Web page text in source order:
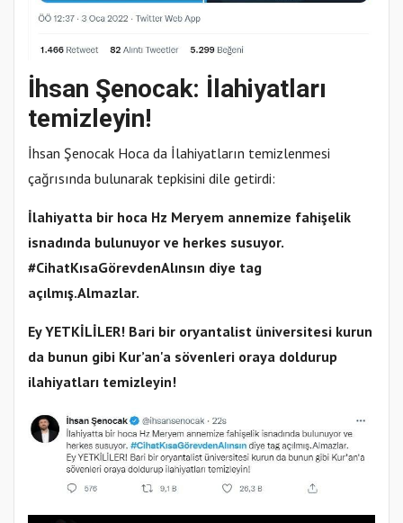
İhsan Şenocak: İlahiyatları
temizleyin!
İhsan Şenocak Hoca da İlahiyatların temizlenmesi
çağrısında bulunarak tepkisini dile getirdi:
İlahiyatta bir hoca Hz Meryem annemize fahişelik
isnadında bulunuyor ve herkes susuyor.
#CihatKısaGörevdenAlınsın diye tag
açılmış.Almazlar.
Ey YETKİLİLER! Bari bir oryantalist üniversitesi kurun
da bunun gibi Kur’an'a sövenleri oraya doldurup
ilahiyatları temizleyin!